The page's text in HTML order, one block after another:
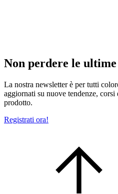
Non perdere le
La nostra newsletter è per tutti
aggiornati su nuove tendenze,
prodotto.
Registrati ora!